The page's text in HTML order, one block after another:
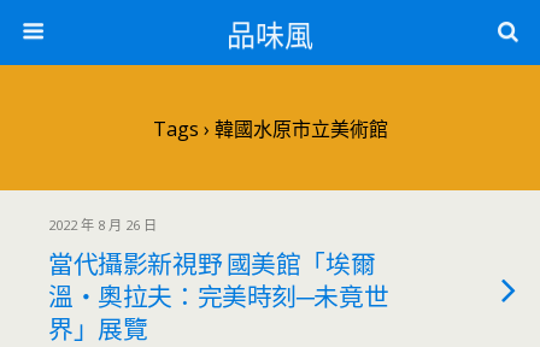
品味風
Tags › 韓國水原市立美術館
2022 年 8 月 26 日
當代攝影新視野 國美館「埃爾
溫‧奧拉夫：完美時刻─未竟世
界」展覽